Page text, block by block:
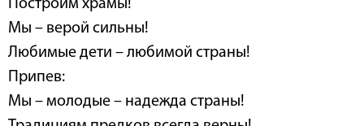
Построим храмы!
Мы – верой сильны!
Любимые дети – любимой страны!
Припев:
Мы – молодые – надежда страны!